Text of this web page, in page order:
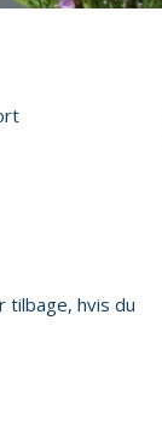
tilbage, hvis du